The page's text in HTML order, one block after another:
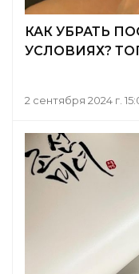
КАК УБРАТЬ
УСЛОВИЯХ?
2 сентября 2024 г.